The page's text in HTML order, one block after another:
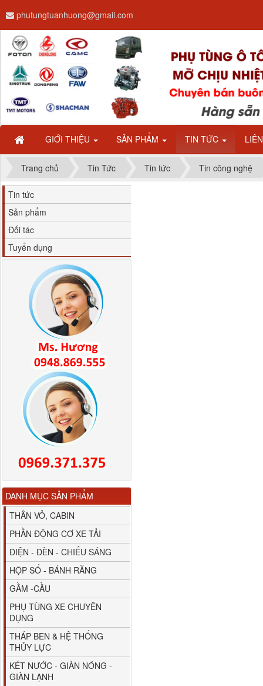
GIỚI THIỆU SẢN PHẨM TIN TỨC
phutungtuanhuong@gmail.com
Trang chủ Tin Tức Tin tức Tin công nghệ
Tin tức
Sản phẩm
Đối tác
Tuyển dụng
DANH MỤC SẢN PHẨM
THÂN VỎ, CABIN
PHẦN ĐỘNG CƠ XE TẢI
ĐIỆN - ĐÈN - CHIẾU SÁNG
HỘP SỐ - BÁNH RĂNG
GẦM -CẦU
PHỤ TÙNG XE CHUYÊN
DỤNG
THÁP BEN & HỆ THỐNG
THỦY LỰC
KÉT NƯỚC - GIÀN NÓNG -
GIÀN LẠNH
2.68m
Bình nước phụ
Chenglong hải âu...
80YHCB-60 Bơm xăng
dầu 60m3/h...
M4610162101A0 Tapbi
cửa Thaco...